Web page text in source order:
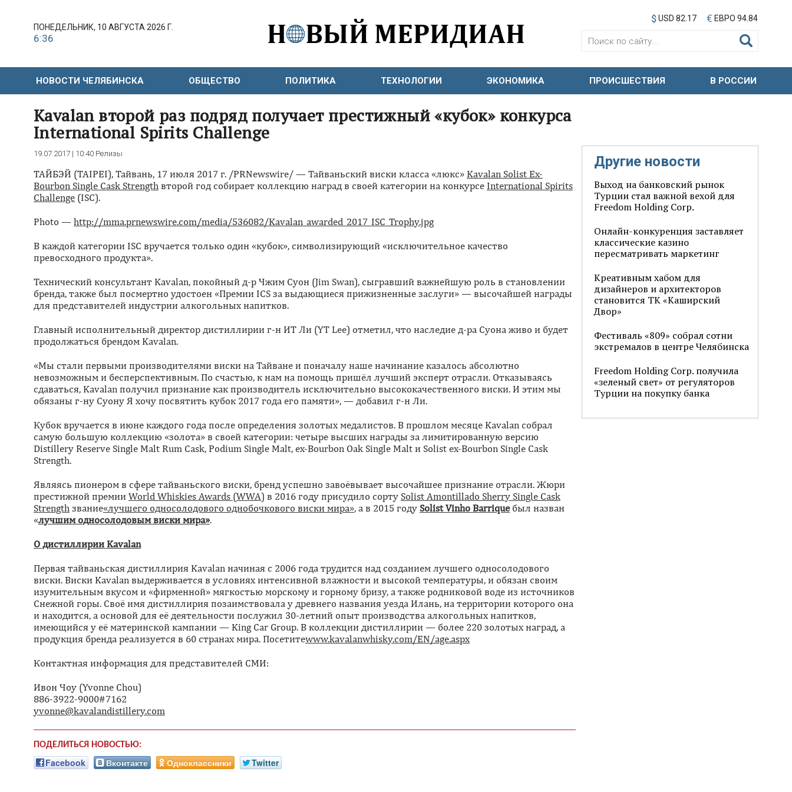
ПОНЕДЕЛЬНИК, 10 АВГУСТА 2026 Г.
6:36
USD 82.17 ЕВРО 94.84
НОВОСТИ ЧЕЛЯБИНСКА ОБЩЕСТВО ПОЛИТИКА ТЕХНОЛОГИИ ЭКОНОМИКА ПРОИСШЕСТВИЯ В РОССИИ
Другие новости
Выход на банковский рынок
Турции стал важной вехой для
Freedom Holding Corp.
Онлайн-конкуренция заставляет
классические казино
пересматривать маркетинг
Креативным хабом для
дизайнеров и архитекторов
становится ТК «Каширский
Двор»
Фестиваль «809» собрал сотни
экстремалов в центре Челябинска
Freedom Holding Corp. получила
«зеленый свет» от регуляторов
Турции на покупку банка
Kavalan второй раз подряд получает престижный «кубок» конкурса
International Spirits Challenge
19.07.2017 | 10:40 Релизы
ТАЙБЭЙ (TAIPEI), Тайвань, 17 июля 2017 г. /PRNewswire/ — Тайваньский виски класса «люкс» Kavalan Solist Ex-
Bourbon Single Cask Strength второй год собирает коллекцию наград в своей категории на конкурсе International Spirits
Challenge (ISC).
Photo — http://mma.prnewswire.com/media/536082/Kavalan_awarded_2017_ISC_Trophy.jpg
В каждой категории ISC вручается только один «кубок», символизирующий «исключительное качество
превосходного продукта».
Технический консультант Kavalan, покойный д-р Чжим Суон (Jim Swan), сыгравший важнейшую роль в становлении
бренда, также был посмертно удостоен «Премии ICS за выдающиеся прижизненные заслуги» — высочайшей награды
для представителей индустрии алкогольных напитков.
Главный исполнительный директор дистиллирии г-н ИТ Ли (YT Lee) отметил, что наследие д-ра Суона живо и будет
продолжаться брендом Kavalan.
«Мы стали первыми производителями виски на Тайване и поначалу наше начинание казалось абсолютно
невозможным и бесперспективным. По счастью, к нам на помощь пришёл лучший эксперт отрасли. Отказываясь
сдаваться, Kavalan получил признание как производитель исключительно высококачественного виски. И этим мы
обязаны г-ну Суону Я хочу посвятить кубок 2017 года его памяти», — добавил г-н Ли.
Кубок вручается в июне каждого года после определения золотых медалистов. В прошлом месяце Kavalan собрал
самую большую коллекцию «золота» в своей категории: четыре высших награды за лимитированную версию
Distillery Reserve Single Malt Rum Cask, Podium Single Malt, ex-Bourbon Oak Single Malt и Solist ex-Bourbon Single Cask
Strength.
Являясь пионером в сфере тайваньского виски, бренд успешно завоёвывает высочайшее признание отрасли. Жюри
престижной премии World Whiskies Awards (WWA) в 2016 году присудило сорту Solist Amontillado Sherry Single Cask
Strength звание«лучшего односолодового однобочкового виски мира», а в 2015 году Solist Vinho Barriqueбыл назван
«лучшим односолодовым виски мира».
О дистиллирии Kavalan
Первая тайваньская дистиллирия Kavalan начиная с 2006 года трудится над созданием лучшего односолодового
виски. Виски Kavalan выдерживается в условиях интенсивной влажности и высокой температуры, и обязан своим
изумительным вкусом и «фирменной» мягкостью морскому и горному бризу, а также родниковой воде из источников
Снежной горы. Своё имя дистиллирия позаимствовала у древнего названия уезда Илань, на территории которого она
и находится, а основой для её деятельности послужил 30-летний опыт производства алкогольных напитков,
имеющийся у её материнской кампании — King Car Group. В коллекции дистиллирии — более 220 золотых наград, а
продукция бренда реализуется в 60 странах мира. Посетитеwww.kavalanwhisky.com/EN/age.aspx
Контактная информация для представителей СМИ:
Ивон Чоу (Yvonne Chou)
886-3922-9000#7162
yvonne@kavalandistillery.com
ПОДЕЛИТЬСЯ НОВОСТЬЮ:
Facebook Вконтакте Одноклассники Twitter